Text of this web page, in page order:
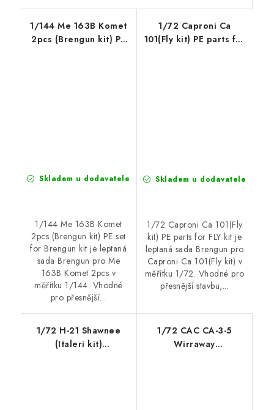
1/144 Me 163B Komet
2pcs (Brengun kit) PE
Skladem u dodavatele
1/144 Me 163B Komet
2pcs (Brengun kit) PE set
for Brengun kit je leptaná
sada Brengun pro Me
163B Komet 2pcs v
měřítku 1/144. Vhodné
pro přesnější...
1/72 Caproni Ca
101(Fly kit) PE parts for
Skladem u dodavatele
1/72 Caproni Ca 101(Fly
kit) PE parts for FLY kit je
leptaná sada Brengun pro
Caproni Ca 101(Fly kit) v
měřítku 1/72. Vhodné pro
přesnější stavbu,...
1/72 H-21 Shawnee
(Italeri kit)
1/72 CAC CA-3-5
Wirraway